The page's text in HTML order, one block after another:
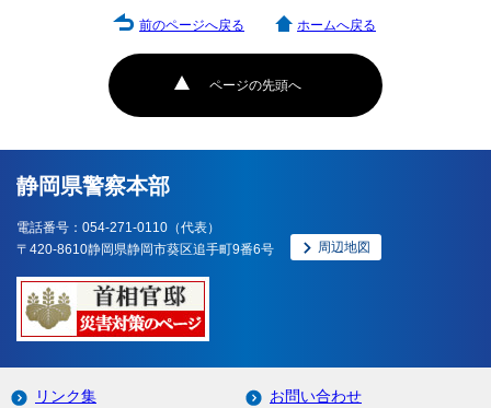
ページの先頭へ
前のページへ戻る ホームへ戻る
静岡県警察本部
電話番号：054-271-0110（代表）
〒420-8610静岡県静岡市葵区追手町9番6号
周辺地図
リンク集 お問い合わせ